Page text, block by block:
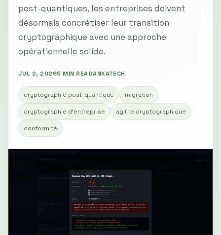
post-quantiques, les entreprises doivent
désormais concrétiser leur transition
cryptographique avec une approche
opérationnelle solide.
JUL 2, 20265 MIN READANKATECH
cryptographie post-quantique migration
cryptographie d'entreprise agilité cryptographique
conformité